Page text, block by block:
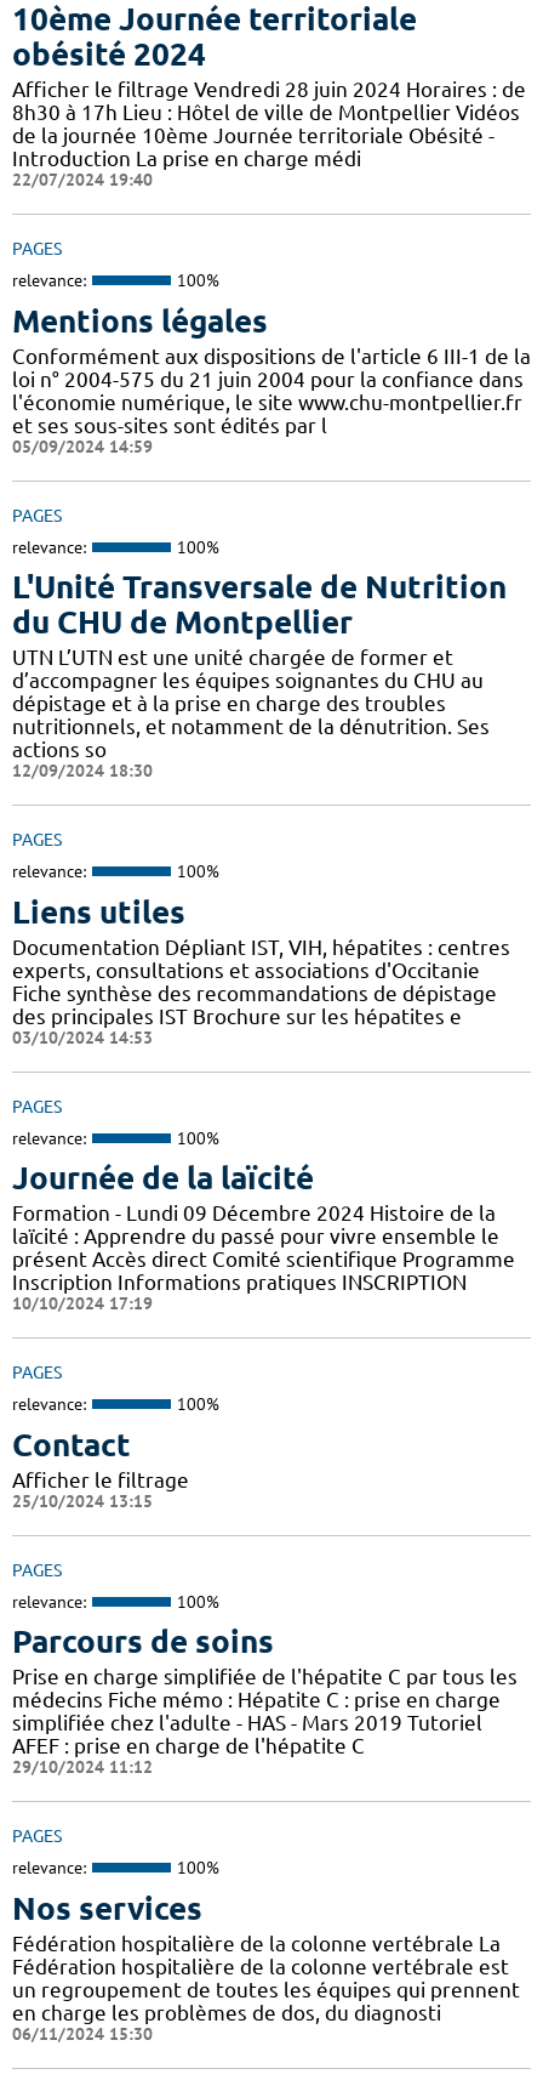
10ème Journée territoriale
obésité 2024
Afficher le filtrage Vendredi 28 juin 2024 Horaires : de
8h30 à 17h Lieu : Hôtel de ville de Montpellier Vidéos
de la journée 10ème Journée territoriale Obésité -
Introduction La prise en charge médi
22/07/2024 19:40
PAGES
relevance: 100%
Mentions légales
Conformément aux dispositions de l'article 6 III-1 de la
loi n° 2004-575 du 21 juin 2004 pour la confiance dans
l'économie numérique, le site www.chu-montpellier.fr
et ses sous-sites sont édités par l
05/09/2024 14:59
PAGES
relevance: 100%
L'Unité Transversale de Nutrition
du CHU de Montpellier
UTN L’UTN est une unité chargée de former et
d’accompagner les équipes soignantes du CHU au
dépistage et à la prise en charge des troubles
nutritionnels, et notamment de la dénutrition. Ses
actions so
12/09/2024 18:30
PAGES
relevance: 100%
Liens utiles
Documentation Dépliant IST, VIH, hépatites : centres
experts, consultations et associations d'Occitanie
Fiche synthèse des recommandations de dépistage
des principales IST Brochure sur les hépatites e
03/10/2024 14:53
PAGES
relevance: 100%
Journée de la laïcité
Formation - Lundi 09 Décembre 2024 Histoire de la
laïcité : Apprendre du passé pour vivre ensemble le
présent Accès direct Comité scientifique Programme
Inscription Informations pratiques ​INSCRIPTION
10/10/2024 17:19
PAGES
relevance: 100%
Contact
Afficher le filtrage
25/10/2024 13:15
PAGES
relevance: 100%
Parcours de soins
Prise en charge simplifiée de l'hépatite C par tous les
médecins Fiche mémo : Hépatite C : prise en charge
simplifiée chez l'adulte - HAS - Mars 2019 Tutoriel
AFEF : prise en charge de l'hépatite C
29/10/2024 11:12
PAGES
relevance: 100%
Nos services
Fédération hospitalière de la colonne vertébrale La
Fédération hospitalière de la colonne vertébrale est
un regroupement de toutes les équipes qui prennent
en charge les problèmes de dos, du diagnosti
06/11/2024 15:30